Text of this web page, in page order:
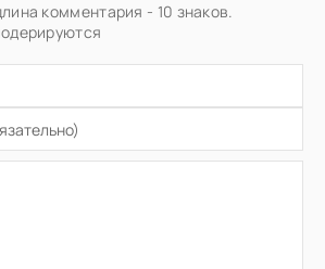
комментария - 10 знаков.